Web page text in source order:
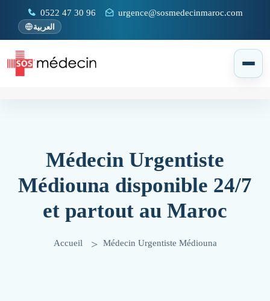
0522 47 30 96 urgence@sosmedecinmaroc.com
العربية
Médecin Urgentiste
Médiouna disponible 24/7
et partout au Maroc
Accueil Médecin Urgentiste Médiouna